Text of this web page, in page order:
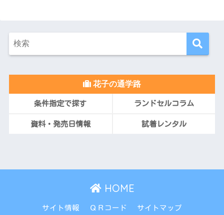
花子の通学路
条件指定で探す ランドセルコラム
資料・発売日情報 試着レンタル
HOME
サイト情報 ＱＲコード サイトマップ